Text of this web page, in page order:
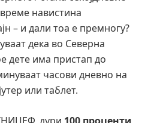
навистина
– и дали тоа е премногу?
дека во Северна
дете има пристап до
часови дневно на
или таблет.